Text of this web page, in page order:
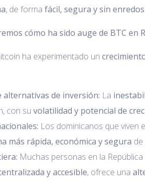
, de forma fácil, segura y sin enredos
cómo ha sido auge de BTC en
ha experimentado un
alternativas de inversión: La
con su volatilidad y potencial de
Los dominicanos que viven
más rápida, económica y segura
Muchas personas en la
y accesible, ofrece una